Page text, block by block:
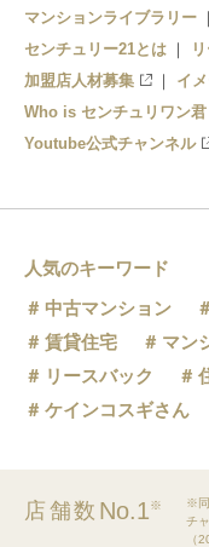
横須賀
マンションライブラリー
センチュリー21とは
加盟店人材募集
イ
Who is センチュリワン君
Youtube公式チャンネル
人気のキーワード
中古マンション
賃貸住宅
マン
リースバック
ケインコスギさん
店舗数 No.1※
※同
チ
（